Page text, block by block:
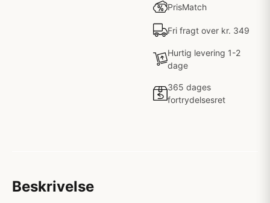
PrisMatch
Fri fragt over kr. 349
Hurtig levering 1-2
dage
365 dages
fortrydelsesret
Beskrivelse